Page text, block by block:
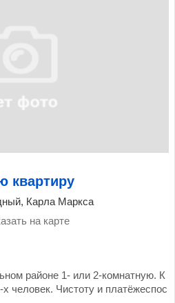
квартиру
Карла Маркса
на карте
районе 1- или 2-комнатную. К
человек. Чистоту и платёжеспос